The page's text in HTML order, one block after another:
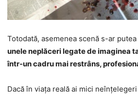
Totodată, asemenea scenă s-ar
unele neplăceri legate de imaginea
într-un cadru mai restrâns,
Dacă în viața reală ai mici